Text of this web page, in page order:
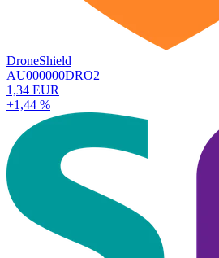
DroneShield
AU000000DRO2
1,34 EUR
+1,44 %